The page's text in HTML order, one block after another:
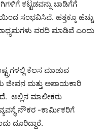
ಕಟ್ಟಡವನ್ನು ಬಾಡಿಗೆಗೆ
ಸಂಭವಿಸಿವೆ. ಹತ್ತಕ್ಕೂ ಹೆಚ್ಚು
ವರದಿ ಮಾಡಿವೆ ಎಂದು
ಕೆಲಸ ಮಾಡುವ
ಮತ್ತು ಅಪಾಯಕಾರಿ
ಅಲ್ಲಿನ ಮಾಲೀಕರು
ನೌಕರ -ಕಾರ್ಮಿಕರಿಗೆ
ದೂರಿದ್ದಾರೆ.